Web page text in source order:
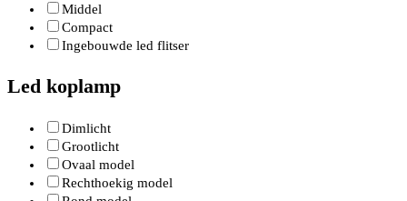
Middel
Compact
Ingebouwde led flitser
Led koplamp
Dimlicht
Grootlicht
Ovaal model
Rechthoekig model